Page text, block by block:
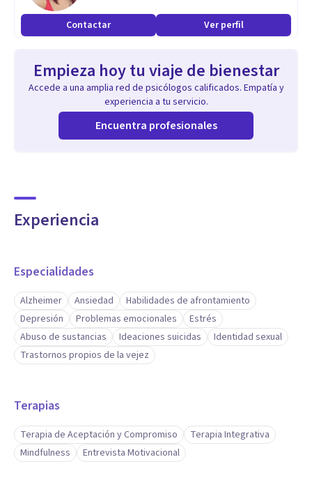
(Terapias de Tercera Generación).
Agradecida de ejercer mi trabajo desde la vocación y de
todos/as los/as pacientes y compañeros/as que me han
ayudan cada día a crecer y a reaprender.
Contactar Ver perfil
Empieza hoy tu viaje de bienestar
Accede a una amplia red de psicólogos calificados. Empatía y
experiencia a tu servicio.
Encuentra profesionales
Experiencia
Especialidades
Alzheimer Ansiedad
Habilidades de afrontamiento
Depresión
Problemas emocionales
Estrés
Abuso de sustancias
Ideaciones suicidas
Identidad sexual
Trastornos propios de la vejez
Terapias
Terapia de Aceptación y Compromiso
Terapia Integrativa
Mindfulness
Entrevista Motivacional